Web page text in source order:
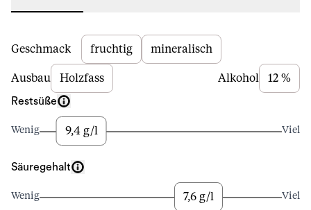
Beschreibung
Geschmack fruchtig mineralisch
Ausbau Holzfass Alkohol 12 %
Restsüße
Wenig 9,4 g/l Viel
Säuregehalt
Wenig 7,6 g/l Viel